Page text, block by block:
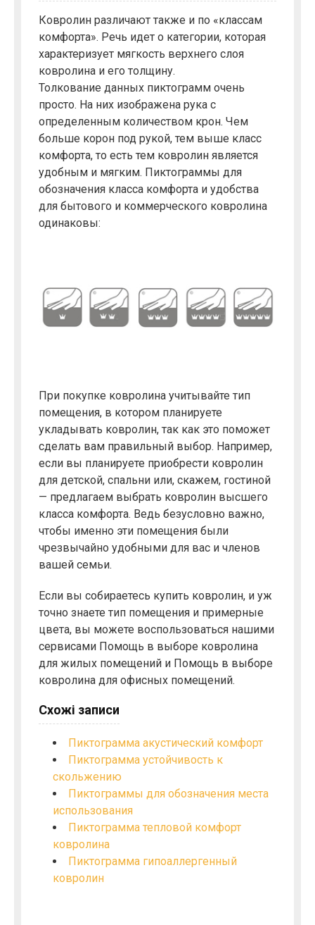
Ковролин различают также и по «классам
комфорта». Речь идет о категории, которая
характеризует мягкость верхнего слоя
ковролина и его толщину.
Толкование данных пиктограмм очень
просто. На них изображена рука с
определенным количеством крон. Чем
больше корон под рукой, тем выше класс
комфорта, то есть тем ковролин является
удобным и мягким. Пиктограммы для
обозначения класса комфорта и удобства
для бытового и коммерческого ковролина
одинаковы:
При покупке ковролина учитывайте тип
помещения, в котором планируете
укладывать ковролин, так как это поможет
сделать вам правильный выбор. Например,
если вы планируете приобрести ковролин
для детской, спальни или, скажем, гостиной
— предлагаем выбрать ковролин высшего
класса комфорта. Ведь безусловно важно,
чтобы именно эти помещения были
чрезвычайно удобными для вас и членов
вашей семьи.
Если вы собираетесь купить ковролин, и уж
точно знаете тип помещения и примерные
цвета, вы можете воспользоваться нашими
сервисами Помощь в выборе ковролина
для жилых помещений и Помощь в выборе
ковролина для офисных помещений.
Схожі записи
Пиктограмма акустический комфорт
Пиктограмма устойчивость к
скольжению
Пиктограммы для обозначения места
использования
Пиктограмма тепловой комфорт
ковролина
Пиктограмма гипоаллергенный
ковролин